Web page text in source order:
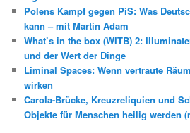
Polens Kampf gegen PiS: Was
kann – mit Martin Adam
What’s in the box (WITB) 2:
und der Wert der Dinge
Liminal Spaces: Wenn vertraute
wirken
Carola-Brücke, Kreuzreliquien und
Objekte für Menschen heilig werden